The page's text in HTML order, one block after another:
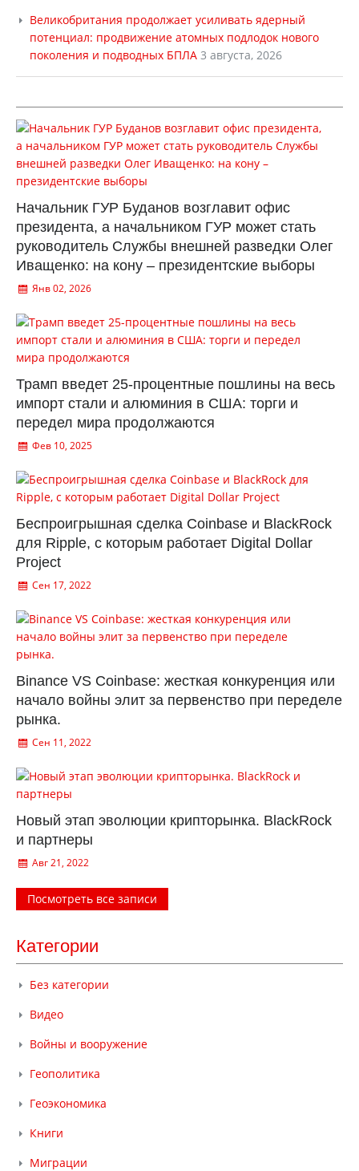
Великобритания продолжает усиливать ядерный
потенциал: продвижение атомных подлодок нового
поколения и подводных БПЛА 3 августа, 2026
Начальник ГУР Буданов возглавит офис
президента, а начальником ГУР может стать
руководитель Службы внешней разведки Олег
Иващенко: на кону – президентские выборы
Янв 02, 2026
Трамп введет 25-процентные пошлины на весь
импорт стали и алюминия в США: торги и
передел мира продолжаются
Фев 10, 2025
Беспроигрышная сделка Coinbase и BlackRock
для Ripple, с которым работает Digital Dollar
Project
Сен 17, 2022
Binance VS Coinbase: жесткая конкуренция или
начало войны элит за первенство при переделе
рынка.
Сен 11, 2022
Новый этап эволюции крипторынка. BlackRock
и партнеры
Авг 21, 2022
Посмотреть все записи
Категории
Без категории
Видео
Войны и вооружение
Геополитика
Геоэкономика
Книги
Миграции